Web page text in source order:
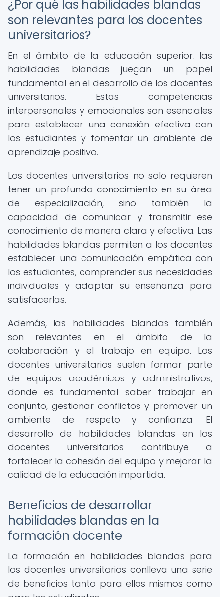
¿Por qué las habilidades blandas
son relevantes para los docentes
universitarios?
En el ámbito de la educación superior, las
habilidades blandas juegan un papel
fundamental en el desarrollo de los docentes
universitarios. Estas competencias
interpersonales y emocionales son esenciales
para establecer una conexión efectiva con
los estudiantes y fomentar un ambiente de
aprendizaje positivo.
Los docentes universitarios no solo requieren
tener un profundo conocimiento en su área
de especialización, sino también la
capacidad de comunicar y transmitir ese
conocimiento de manera clara y efectiva. Las
habilidades blandas permiten a los docentes
establecer una comunicación empática con
los estudiantes, comprender sus necesidades
individuales y adaptar su enseñanza para
satisfacerlas.
Además, las habilidades blandas también
son relevantes en el ámbito de la
colaboración y el trabajo en equipo. Los
docentes universitarios suelen formar parte
de equipos académicos y administrativos,
donde es fundamental saber trabajar en
conjunto, gestionar conflictos y promover un
ambiente de respeto y confianza. El
desarrollo de habilidades blandas en los
docentes universitarios contribuye a
fortalecer la cohesión del equipo y mejorar la
calidad de la educación impartida.
Beneficios de desarrollar
habilidades blandas en la
formación docente
La formación en habilidades blandas para
los docentes universitarios conlleva una serie
de beneficios tanto para ellos mismos como